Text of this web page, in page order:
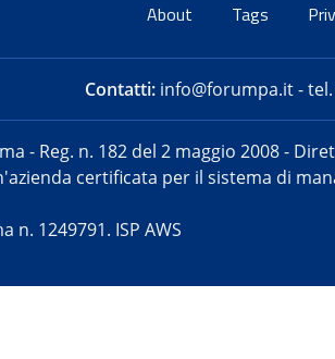
About Tags
Contatti: info@forumpa.it-
- Reg. n. 182 del 2 maggio 2008 -
certificata per il sistema di
n. 1249791. ISP AWS